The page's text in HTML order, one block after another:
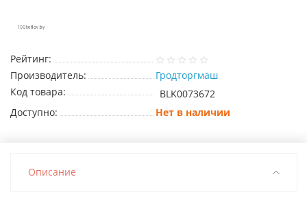
Рейтинг:
Производитель:
Гродторгмаш
Код товара:
BLK0073672
Доступно:
Нет в наличии
Описание